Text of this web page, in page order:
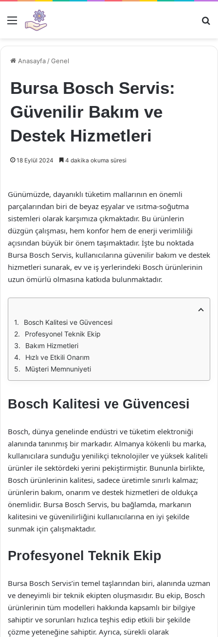
Menü
Anasayfa /Genel
Bursa Bosch Servis:
Güvenilir Bakım ve
Destek Hizmetleri
18 Eylül 2024 4 dakika okuma süresi
Günümüzde, dayanıklı tüketim mallarının en önemli
parçalarından biri de beyaz eşyalar ve ısıtma-soğutma
sistemleri olarak karşımıza çıkmaktadır. Bu ürünlerin
düzgün çalışması, hem konfor hem de enerji verimliliği
açısından büyük bir önem taşımaktadır. İşte bu noktada
Bursa Bosch Servis, kullanıcılarına güvenilir bakım ve destek
hizmetleri sunarak, ev ve iş yerlerindeki Bosch ürünlerinin
uzun ömürlü olmasına katkıda bulunmaktadır.
Bosch Kalitesi ve Güvencesi
Profesyonel Teknik Ekip
Bakım Hizmetleri
Hızlı ve Etkili Onarım
Müşteri Memnuniyeti
Bosch Kalitesi ve Güvencesi
Bosch, dünya genelinde endüstri ve tüketim elektroniği
alanında tanınmış bir markadır. Almanya kökenli bu marka,
kullanıcılara sunduğu yenilikçi teknolojiler ve yüksek kaliteli
ürünler ile sektördeki yerini pekiştirmiştir. Bununla birlikte,
Bosch ürünlerinin kalitesi, sadece üretimle sınırlı kalmaz;
ürünlerin bakım, onarım ve destek hizmetleri de oldukça
önemlidir. Bursa Bosch Servis, bu bağlamda, markanın
kalitesini ve güvenilirliğini kullanıcılarına en iyi şekilde
sunmak için çalışmaktadır.
Profesyonel Teknik Ekip
Bursa Bosch Servis’in temel taşlarından biri, alanında uzman
ve deneyimli bir teknik ekipten oluşmasıdır. Bu ekip, Bosch
ürünlerinin tüm modelleri hakkında kapsamlı bir bilgiye
sahiptir ve sorunları hızlıca teşhis edip etkili bir şekilde
çözme yeteneğine sahiptir. Ayrıca, sürekli olarak